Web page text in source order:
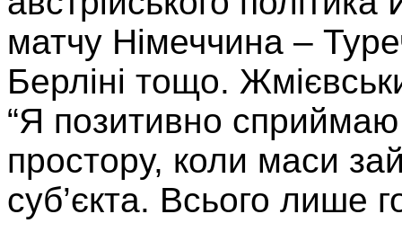
матчу Німеччина –
Берліні тощо.
“Я позитивно сприймаю
простору, коли маси
суб’єкта. Всього лише